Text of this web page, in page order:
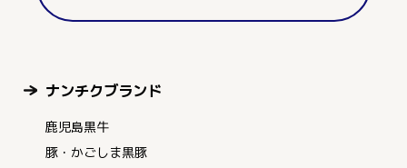
ナンチクブランド
鹿児島黒牛
豚・かごしま黒豚